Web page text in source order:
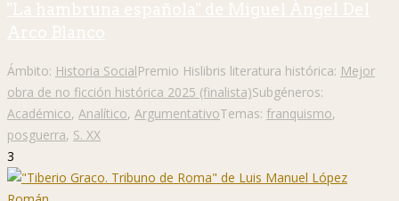
"La hambruna española" de Miguel Ángel Del
Arco Blanco
Ámbito: Historia SocialPremio Hislibris literatura histórica: Mejor
obra de no ficción histórica 2025 (finalista)Subgéneros:
Académico, Analítico, ArgumentativoTemas: franquismo,
posguerra, S. XX
3